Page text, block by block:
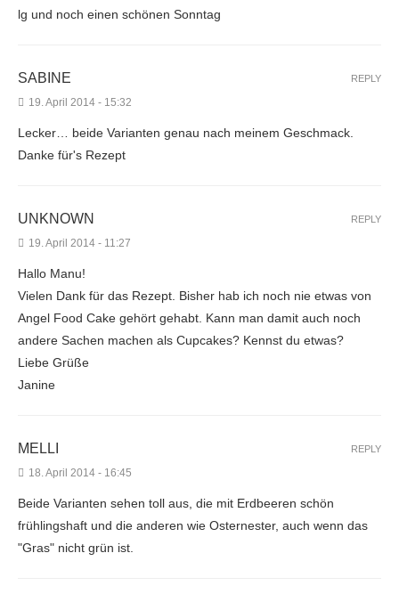
lg und noch einen schönen Sonntag
SABINE
19. April 2014 - 15:32
Lecker… beide Varianten genau nach meinem Geschmack.
Danke für's Rezept
REPLY
UNKNOWN
19. April 2014 - 11:27
Hallo Manu!
Vielen Dank für das Rezept. Bisher hab ich noch nie etwas von
Angel Food Cake gehört gehabt. Kann man damit auch noch
andere Sachen machen als Cupcakes? Kennst du etwas?
Liebe Grüße
Janine
REPLY
MELLI
18. April 2014 - 16:45
Beide Varianten sehen toll aus, die mit Erdbeeren schön
frühlingshaft und die anderen wie Osternester, auch wenn das
"Gras" nicht grün ist.
REPLY